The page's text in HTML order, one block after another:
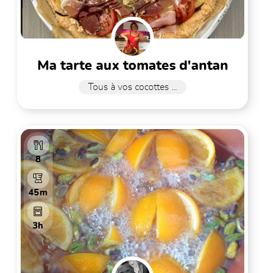
ma tarte aux tomates d'antan
Tous à vos cocottes ...
8
45m
3h